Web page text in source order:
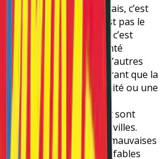
le monde est mauvais, c’est
en France, ce n’est pas le
de santé mentale, c’est
ou de volonté
pays ont assumé d’autres
humains, démontrant que la
n’est pas une fatalité ou une
Les alternatives à
ou non, existent, et sont
France dans quelques villes.
pour déployer plus de mauvaises
les personnes avec des fables